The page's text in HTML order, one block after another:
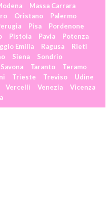
Massa Carrara
Oristano
Palermo
Pisa
Pordenone
Pistoia Pavia
Potenza
Emilia Ragusa
Rieti
Siena
Sondrio
Savona Taranto
Teramo
Trieste Treviso
Udine
Vercelli Venezia
Vicenza